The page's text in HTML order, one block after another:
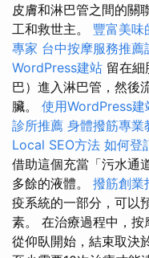
皮膚和淋巴管之間的關
工和救世主。 豐富美味
專家 台中按摩服務推薦
WordPress建站 留在
巴）進入淋巴管，然後
臟。 使用WordPress建
診所推薦 身體撥筋專業
Local SEO方法 如何登
借助這個充當「污水通
多餘的液體。 撥筋創業
疫系統的一部分，可以
素。 在治療過程中，
從仰臥開始，結束取決